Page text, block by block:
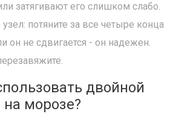
затягивают его слишком слабо.
потяните за все четыре конца
он не сдвигается - он надежен.
двойной
морозе?